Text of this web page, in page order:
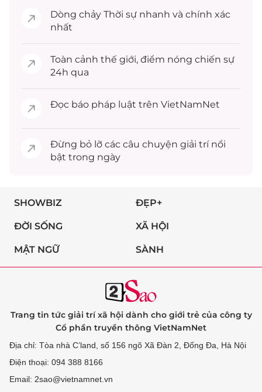
Dòng chảy Thời sự nhanh và chính xác
nhất
Toàn cảnh thế giới, điểm nóng chiến sự
24h qua
Đọc báo pháp luật trên VietNamNet
Đừng bỏ lỡ các câu chuyện giải trínổi
bật trong ngày
SHOWBIZ ĐẸP+
ĐỜI SỐNG XÃ HỘI
MẬT NGỮ SÀNH
Trang tin tức giải trí xã hội dành cho giới trẻ của công ty
Cổ phần truyền thông VietNamNet
Địa chỉ: Tòa nhà C’land, số 156 ngõ Xã Đàn 2, Đống Đa, Hà Nội
Điện thoại: 094 388 8166
Email: 2sao@vietnamnet.vn